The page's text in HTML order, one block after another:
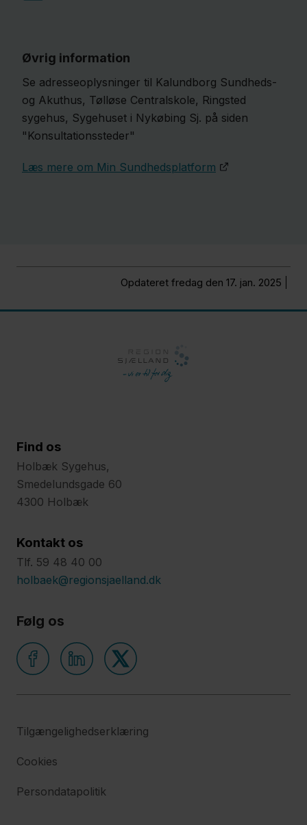
Øvrig information
Se adresseoplysninger til Kalundborg Sundheds-
og Akuthus, Tølløse Centralskole, Ringsted
sygehus, Sygehuset i Nykøbing Sj. på siden
"Konsultationssteder"
Læs mere om Min Sundhedsplatform
Opdateret fredag den 17. jan. 2025
Find os
Holbæk Sygehus,
Smedelundsgade 60
4300 Holbæk
Kontakt os
Tlf. 59 48 40 00
holbaek@regionsjaelland.dk
Følg os
Tilgængelighedserklæring
Cookies
Persondatapolitik